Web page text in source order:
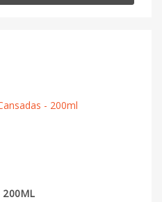
200ML